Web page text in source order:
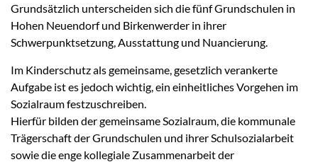
Grundsätzlich unterscheiden sich die fünf Grundschulen in
Hohen Neuendorf und Birkenwerder in ihrer
Schwerpunktsetzung, Ausstattung und Nuancierung.
Im Kinderschutz als gemeinsame, gesetzlich verankerte
Aufgabe ist es jedoch wichtig, ein einheitliches Vorgehen im
Sozialraum festzuschreiben.
Hierfür bilden der gemeinsame Sozialraum, die kommunale
Trägerschaft der Grundschulen und ihrer Schulsozialarbeit
sowie die enge kollegiale Zusammenarbeit der